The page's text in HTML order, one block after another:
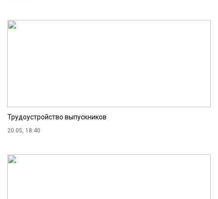
Трудоустройство выпускников
20.05, 18:40